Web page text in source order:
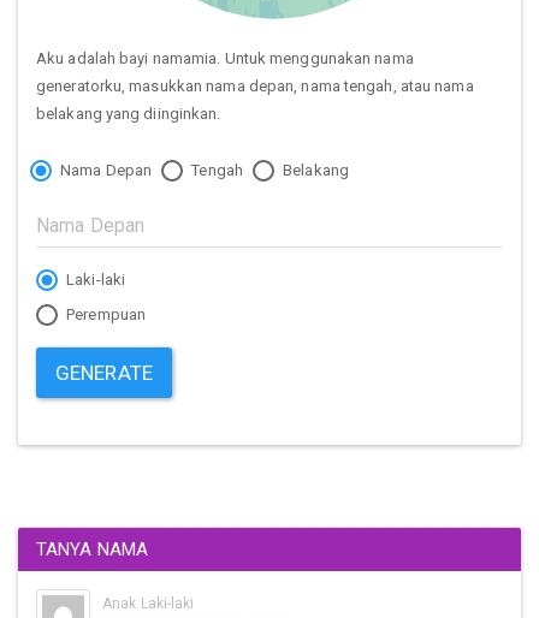
Aku adalah bayi namamia. Untuk menggunakan nama
generatorku, masukkan nama depan, nama tengah, atau nama
belakang yang diinginkan.
Nama Depan Tengah Belakang
Laki-laki
Perempuan
GENERATE
TANYA NAMA
Anak Laki-laki